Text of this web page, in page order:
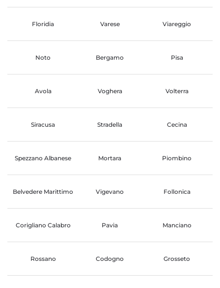
Floridia Varese Viareggio
Noto Bergamo Pisa
Avola Voghera Volterra
Siracusa Stradella Cecina
Spezzano Albanese Mortara Piombino
Belvedere Marittimo Vigevano Follonica
Corigliano Calabro Pavia Manciano
Rossano Codogno Grosseto